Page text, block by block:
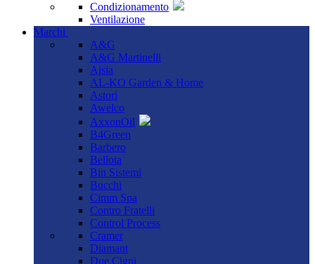
Condizionamento
Ventilazione
Marchi
A&G
A&G Martinelli
Ajsia
AL-KO Garden & Home
Astori
Awelco
AxxonOil
B4Green
Barbero
Bellota
Bin Sistemi
Bucchi
Cimm Spa
Contro Fratelli
Control Process
Cramer
Diamant
Due Cigni